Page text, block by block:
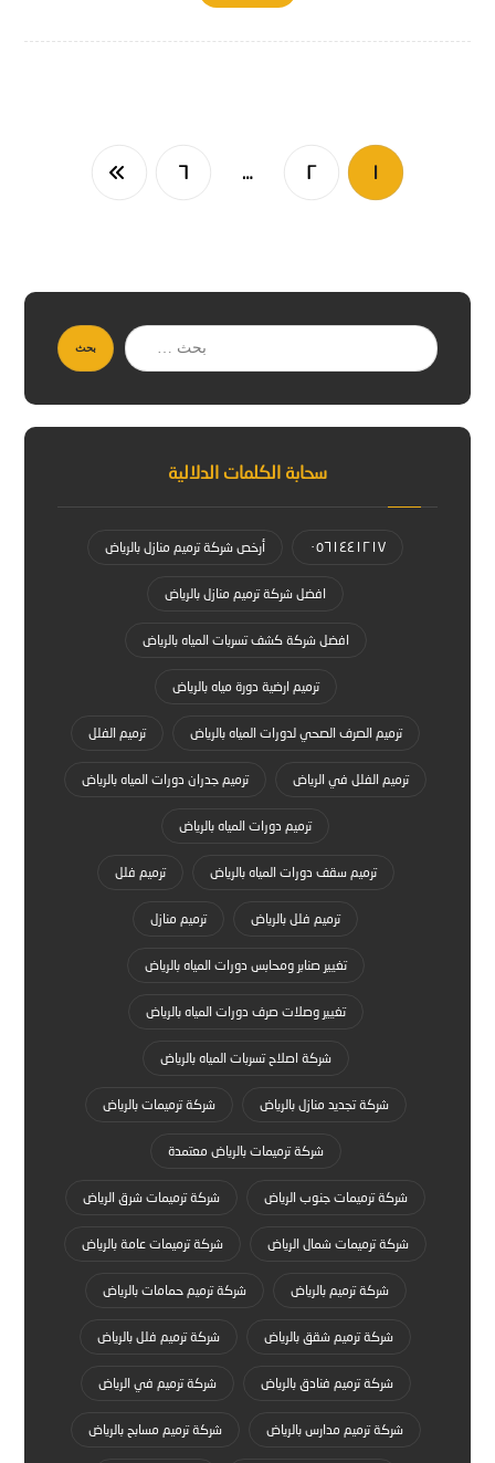
١ ٢ … ٦
بحث
سحابة الكلمات الدلالية
٠٥٦١٤٤١٢١٧ أرخص شركة ترميم منازل بالرياض
افضل شركة ترميم منازل بالرياض
افضل شركة كشف تسربات المياه بالرياض
ترميم ارضية دورة مياه بالرياض
ترميم الصرف الصحي لدورات المياه بالرياض ترميم الفلل
ترميم الفلل في الرياض ترميم جدران دورات المياه بالرياض
ترميم دورات المياه بالرياض
ترميم سقف دورات المياه بالرياض ترميم فلل
ترميم فلل بالرياض ترميم منازل
تغيير صنابر ومحابس دورات المياه بالرياض
تغيير وصلات صرف دورات المياه بالرياض
شركة اصلاح تسربات المياه بالرياض
شركة تجديد منازل بالرياض شركة ترميمات بالرياض
شركة ترميمات بالرياض معتمدة
شركة ترميمات جنوب الرياض شركة ترميمات شرق الرياض
شركة ترميمات شمال الرياض شركة ترميمات عامة بالرياض
شركة ترميم بالرياض شركة ترميم حمامات بالرياض
شركة ترميم شقق بالرياض شركة ترميم فلل بالرياض
شركة ترميم فنادق بالرياض شركة ترميم في الرياض
شركة ترميم مدارس بالرياض شركة ترميم مسابح بالرياض